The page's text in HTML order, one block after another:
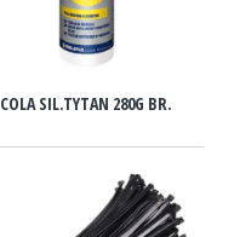
COLA SIL.TYTAN 280G BR.